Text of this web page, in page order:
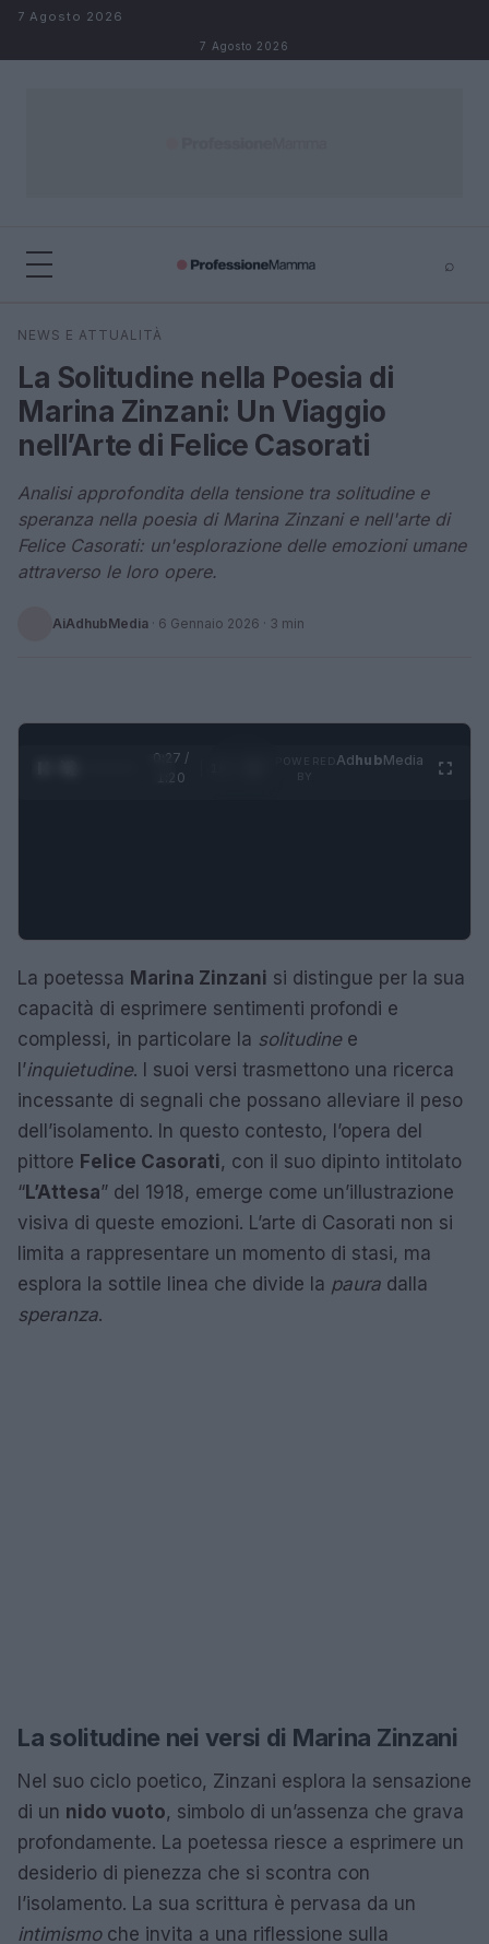
Salta al contenuto
7 Agosto 2026
7 Agosto 2026
⌕
Cerca
NEWS E ATTUALITÀ
La Solitudine nella Poesia di
Marina Zinzani: Un Viaggio
nell’Arte di Felice Casorati
Analisi approfondita della tensione tra solitudine e
speranza nella poesia di Marina Zinzani e nell'arte di
Felice Casorati: un'esplorazione delle emozioni umane
attraverso le loro opere.
AiAdhubMedia · 6 Gennaio 2026 · 3 min
0:27 /
1:20
AdhubMedia
La poetessa Marina Zinzani si distingue per la sua
capacità di esprimere sentimenti profondi e
complessi, in particolare la solitudinee
l’inquietudine. I suoi versi trasmettono una ricerca
incessante di segnali che possano alleviare il peso
dell’isolamento. In questo contesto, l’opera del
pittore Felice Casorati, con il suo dipinto intitolato
“L’Attesa” del 1918, emerge come un’illustrazione
visiva di queste emozioni. L’arte di Casorati non si
limita a rappresentare un momento di stasi, ma
esplora la sottile linea che divide la paura dalla
speranza.
La solitudine nei versi di Marina Zinzani
Nel suo ciclo poetico, Zinzani esplora la sensazione
di un nido vuoto, simbolo di un’assenza che grava
profondamente. La poetessa riesce a esprimere un
desiderio di pienezza che si scontra con
l’isolamento. La sua scrittura è pervasa da un
intimismoche invita a una riflessione sulla